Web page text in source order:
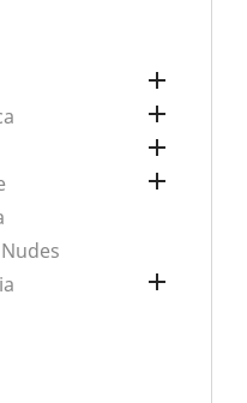




